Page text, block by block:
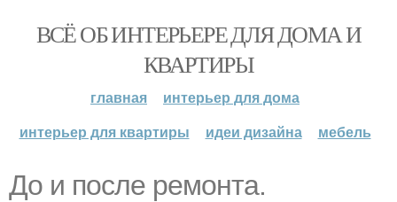
ВСЁ ОБ ИНТЕРЬЕРЕ ДЛЯ ДОМА И
КВАРТИРЫ
главная
интерьер для дома
интерьер для квартиры
идеи дизайна мебель
До и после ремонта.